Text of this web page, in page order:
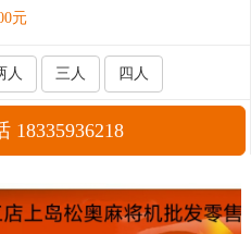
元
人 三人 四人
18335936218